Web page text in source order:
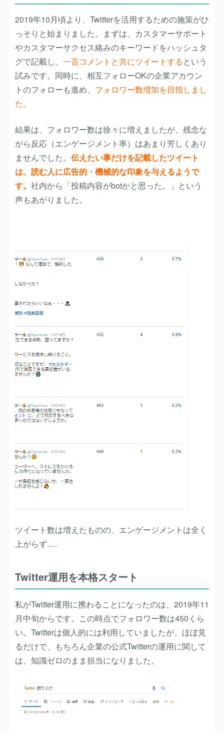
2019年10月頃より、Twitterを活用するための施策がひ
っそりと始まりました。まずは、カスタマーサポート
やカスタマーサクセス絡みのキーワードをハッシュタ
グで記載し、 一言コメントと共にツイートするという
試みです。同時に、相互フォローOKの企業アカウン
トのフォローも進め、 フォロワー数増加を目指しまし
た。
結果は、フォロワー数は徐々に増えましたが、残念な
がら反応（エンゲージメント率）はあまり芳しくあり
ませんでした。 伝えたい事だけを記載したツイート
は、読む人に広告的・機械的な印象を与えるようで
す。 社内から「投稿内容がbotかと思った。」という
声もあがりました。
ツイート数は増えたものの、エンゲージメントは全く
上がらず….
Twitter運用を本格スタート
私がTwitter運用に携わることになったのは、2019年11
月中旬からです。この時点でフォロワー数は450くら
い。Twitterは個人的には利用していましたが、ほぼ見
るだけで、もちろん企業の公式Twitterの運用に関して
は、知識ゼロのまま担当になりました。